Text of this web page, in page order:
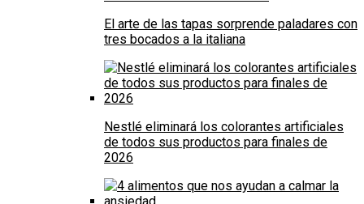
El arte de las tapas sorprende paladares con
tres bocados a la italiana
Nestlé eliminará los colorantes artificiales
de todos sus productos para finales de
2026